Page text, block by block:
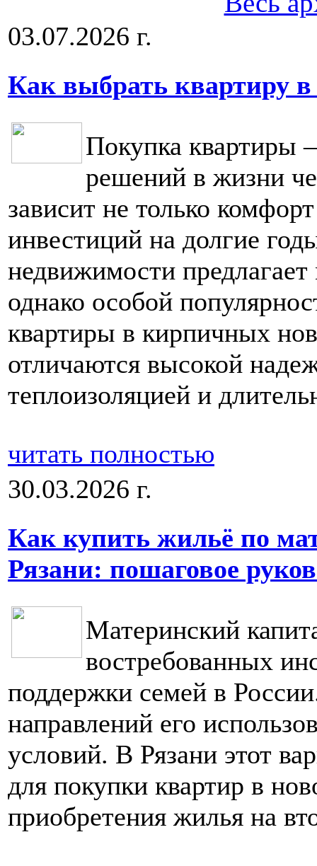
03.07.2026 г.
Как выбрать квартиру в
Покупка
решений в жизни
зависит не только
инвестиций на долгие
недвижимости
однако особой
квартиры в кирпичных
отличаются высокой
теплоизоляцией и
читать полностью
30.03.2026 г.
Как купить жильё по
Рязани: пошаговое
Материнский
востребованных
поддержки семей в
направлений его
условий. В Рязани этот
для покупки квартир в
приобретения жилья на